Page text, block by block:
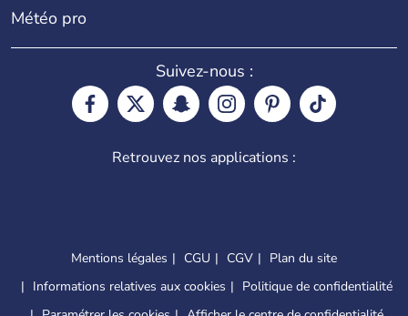
Météo pro
Suivez-nous :
Retrouvez nos applications :
Mentions légales CGU CGV
Plan du site
Informations relatives aux cookies
Politique de confidentialité